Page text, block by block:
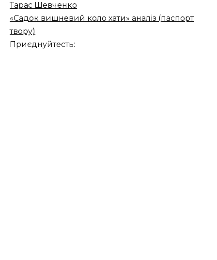
Тарас Шевченко
«Садок вишневий коло хати» аналіз (паспорт
твору)
Приєднуйтесть: